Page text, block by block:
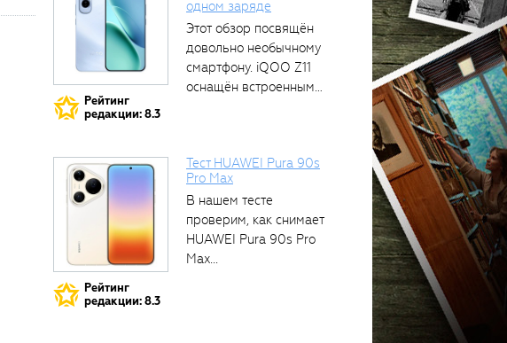
Рейтинг
редакции: 8.3
одном заряде
Этот обзор посвящён
довольно необычному
смартфону. iQOO Z11
оснащён встроенным
Рейтинг
редакции: 8.3
Тест HUAWEI Pura 90s
Pro Max
В нашем тесте
проверим, как снимает
HUAWEI Pura 90s Pro
Max...